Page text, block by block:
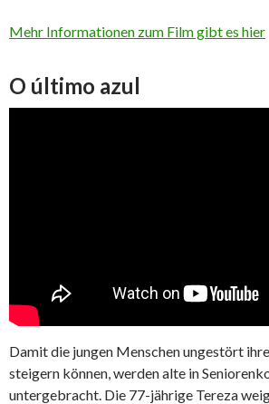
Mehr Informationen zum Film gibt es hier
O último azul
Damit die jungen Menschen ungestört
steigern können, werden alte in
untergebracht. Die 77-jährige Tereza